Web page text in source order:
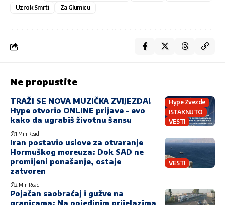
Uzrok Smrti
Za Glumicu
Ne propustite
Hype Zvezde
ISTAKNUTO
VESTI
TRAŽI SE NOVA MUZIČKA ZVIJEZDA!
Hype otvorio ONLINE prijave – evo
kako da ugrabiš životnu šansu
1 Min Read
VESTI
Iran postavio uslove za otvaranje
Hormuškog moreuza: Dok SAD ne
promijeni ponašanje, ostaje
zatvoren
2 Min Read
Pojačan saobraćaj i gužve na